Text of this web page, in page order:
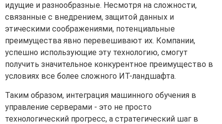
идущие и разнообразные. Несмотря на сложности,
связанные с внедрением, защитой данных и
этическими соображениями, потенциальные
преимущества явно перевешивают их. Компании,
успешно использующие эту технологию, смогут
получить значительное конкурентное преимущество в
условиях все более сложного ИТ-ландшафта.
Таким образом, интеграция машинного обучения в
управление серверами - это не просто
технологический прогресс, а стратегический шаг в